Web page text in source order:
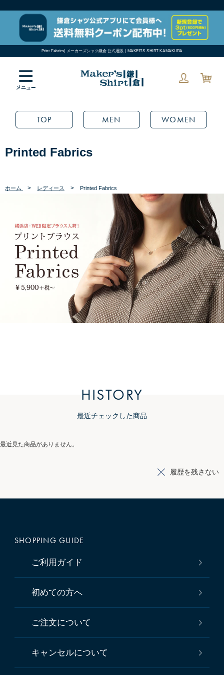
Print Fabrics| メーカーズシャツ鎌倉 公式通販 | MAKER'S SHIRT KAMAKURA
TOP MEN WOMEN
Printed Fabrics
ホーム > レディース > Printed Fabrics
HISTORY
最近チェックした商品
最近見た商品がありません。
履歴を残さない
SHOPPING GUIDE
ご利用ガイド
初めての方へ
ご注文について
キャンセルについて